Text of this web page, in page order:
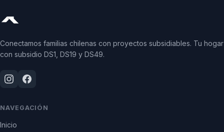
Conectamos familias chilenas con proyectos subsidiables. Tu hogar
con subsidio DS1, DS19 y DS49.
NAVEGACIÓN
Inicio